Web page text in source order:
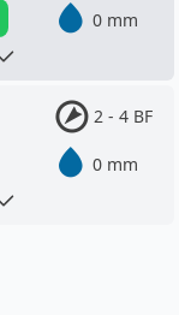
0 mm
2 - 4 BF
0 mm